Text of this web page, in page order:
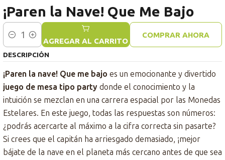
¡Paren la Nave! Que Me Bajo
Cantidad AGREGAR AL CARRITO
COMPRAR AHORA
DESCRIPCIÓN
¡Paren la nave! Que me bajo es un emocionante y divertido
juego de mesa tipo party donde el conocimiento y la
intuición se mezclan en una carrera espacial por las Monedas
Estelares. En este juego, todas las respuestas son números:
¿podrás acercarte al máximo a la cifra correcta sin pasarte?
Si crees que el capitán ha arriesgado demasiado, ¡mejor
bájate de la nave en el planeta más cercano antes de que sea